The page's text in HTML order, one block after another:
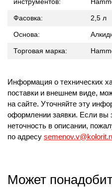
Фасовка: 2,5 л
Основа:
Торговая марка:
Информация о технических
поставки и внешнем виде,
на сайте. Уточняйте эту
оформлении заявки. Если вы
неточность в описании,
по адресу
Может